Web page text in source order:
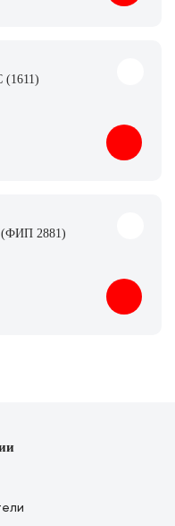
(1611)
(ФИП 2881)